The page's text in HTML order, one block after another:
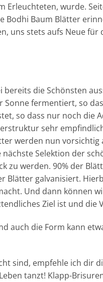
Erleuchteten, wurde.
Bodhi Baum Blätter
uns stets aufs Neue
die Schönsten
Sonne fermentiert, so
so dass nur noch die
sehr
werden nun
Selektion der
zu werden. 90% der
Blätter galvanisiert.
Und dann können
Ziel ist und
auch die Form kann
sind, empfehle ich dir
tanzt! Klapp-